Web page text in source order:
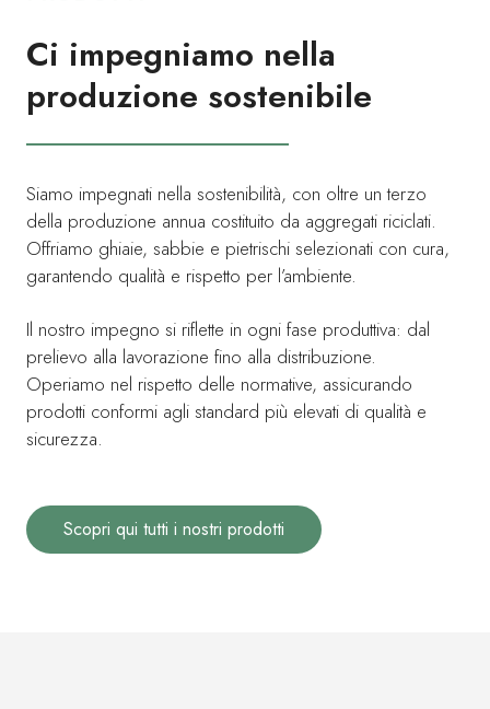
Ci impegniamo nella
produzione sostenibile
Siamo impegnati nella sostenibilità, con oltre un terzo
della produzione annua costituito da aggregati riciclati.
Offriamo ghiaie, sabbie e pietrischi selezionati con cura,
garantendo qualità e rispetto per l’ambiente.
Il nostro impegno si riflette in ogni fase produttiva: dal
prelievo alla lavorazione fino alla distribuzione.
Operiamo nel rispetto delle normative, assicurando
prodotti conformi agli standard più elevati di qualità e
sicurezza.
Scopri qui tutti i nostri prodotti